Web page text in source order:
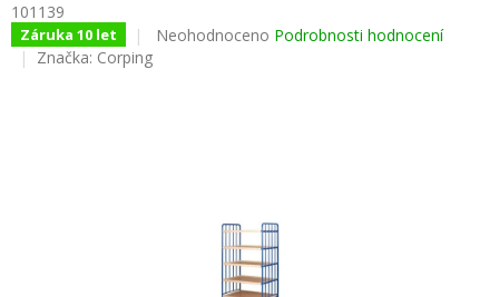
101139
Záruka 10 let
Průměrné
Neohodnoceno Podrobnosti hodnocení
Značka: Corping